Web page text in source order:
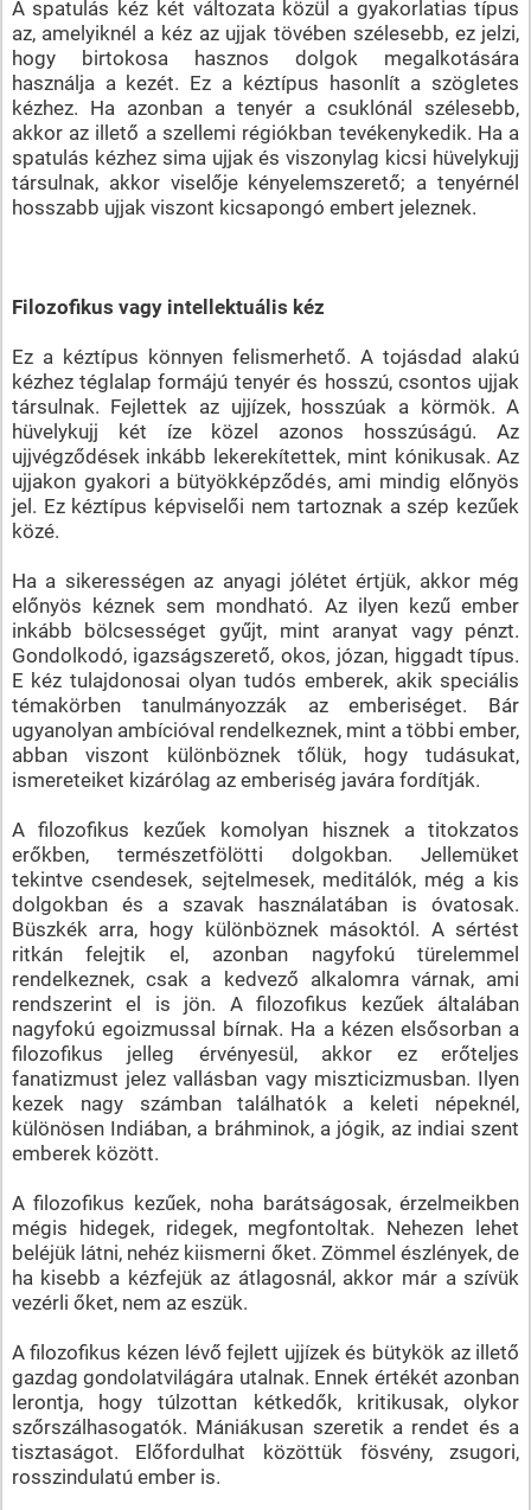
A spatulás kéz két változata közül a gyakorlatias típus
az, amelyiknél a kéz az ujjak tövében szélesebb, ez jelzi,
hogy birtokosa hasznos dolgok megalkotására
használja a kezét. Ez a kéztípus hasonlít a szögletes
kézhez. Ha azonban a tenyér a csuklónál szélesebb,
akkor az illető a szellemi régiókban tevékenykedik. Ha a
spatulás kézhez sima ujjak és viszonylag kicsi hüvelykujj
társulnak, akkor viselője kényelemszerető; a tenyérnél
hosszabb ujjak viszont kicsapongó embert jeleznek.
Filozofikus vagy intellektuális kéz
Ez a kéztípus könnyen felismerhető. A tojásdad alakú
kézhez téglalap formájú tenyér és hosszú, csontos ujjak
társulnak. Fejlettek az ujjízek, hosszúak a körmök. A
hüvelykujj két íze közel azonos hosszúságú. Az
ujjvégződések inkább lekerekítettek, mint kónikusak. Az
ujjakon gyakori a bütyökképződés, ami mindig előnyös
jel. Ez kéztípus képviselői nem tartoznak a szép kezűek
közé.
Ha a sikerességen az anyagi jólétet értjük, akkor még
előnyös kéznek sem mondható. Az ilyen kezű ember
inkább bölcsességet gyűjt, mint aranyat vagy pénzt.
Gondolkodó, igazságszerető, okos, józan, higgadt típus.
E kéz tulajdonosai olyan tudós emberek, akik speciális
témakörben tanulmányozzák az emberiséget. Bár
ugyanolyan ambícióval rendelkeznek, mint a többi ember,
abban viszont különböznek tőlük, hogy tudásukat,
ismereteiket kizárólag az emberiség javára fordítják.
A filozofikus kezűek komolyan hisznek a titokzatos
erőkben, természetfölötti dolgokban. Jellemüket
tekintve csendesek, sejtelmesek, meditálók, még a kis
dolgokban és a szavak használatában is óvatosak.
Büszkék arra, hogy különböznek másoktól. A sértést
ritkán felejtik el, azonban nagyfokú türelemmel
rendelkeznek, csak a kedvező alkalomra várnak, ami
rendszerint el is jön. A filozofikus kezűek általában
nagyfokú egoizmussal bírnak. Ha a kézen elsősorban a
filozofikus jelleg érvényesül, akkor ez erőteljes
fanatizmust jelez vallásban vagy miszticizmusban. Ilyen
kezek nagy számban találhatók a keleti népeknél,
különösen Indiában, a bráhminok, a jógik, az indiai szent
emberek között.
A filozofikus kezűek, noha barátságosak, érzelmeikben
mégis hidegek, ridegek, megfontoltak. Nehezen lehet
beléjük látni, nehéz kiismerni őket. Zömmel észlények, de
ha kisebb a kézfejük az átlagosnál, akkor már a szívük
vezérli őket, nem az eszük.
A filozofikus kézen lévő fejlett ujjízek és bütykök az illető
gazdag gondolatvilágára utalnak. Ennek értékét azonban
lerontja, hogy túlzottan kétkedők, kritikusak, olykor
szőrszálhasogatók. Mániákusan szeretik a rendet és a
tisztaságot. Előfordulhat közöttük fösvény, zsugori,
rosszindulatú ember is.